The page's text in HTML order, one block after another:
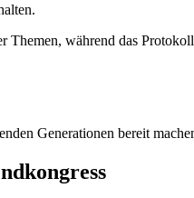
während das
Generationen bereit